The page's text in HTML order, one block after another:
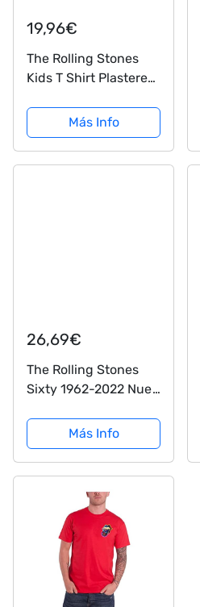
19,96€
The Rolling Stones
Kids T Shirt Plastered
Ages 3-10 Yrs Size
Medium (7/8 Yrs)
Más Info
26,69€
The Rolling Stones
Sixty 1962-2022 Nue
para hombre, color
blanco, Blanco, XXL
Más Info